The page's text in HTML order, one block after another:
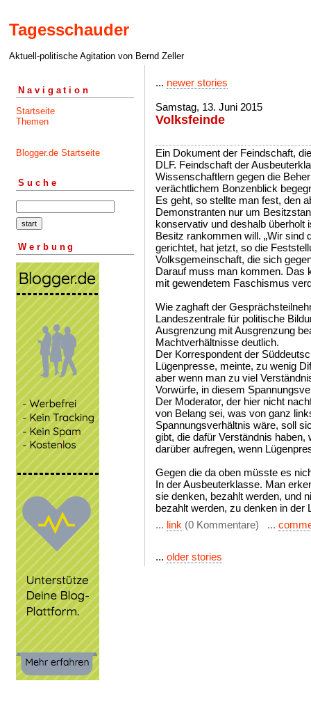
Tagesschauder
Aktuell-politische Agitation von Bernd Zeller
Navigation
Startseite
Themen
Blogger.de Startseite
Suche
Werbung
... newer stories
Samstag, 13. Juni 2015
Volksfeinde
Ein Dokument der Feindschaft,
DLF. Feindschaft der
Wissenschaftlern gegen die
verächtlichem Bonzenblick
Es geht, so stellte man fest, den
Demonstranten nur um
konservativ und deshalb überholt
Besitz rankommen will. „Wir sind
gerichtet, hat jetzt, so die
Volksgemeinschaft, die sich
Darauf muss man kommen. Das
mit gewendetem Faschismus
Wie zaghaft der
Landeszentrale für politische
Ausgrenzung mit Ausgrenzung
Machtverhältnisse deutlich.
Der Korrespondent der
Lügenpresse, meinte, zu wenig
aber wenn man zu viel
Vorwürfe, in diesem
Der Moderator, der hier nicht
von Belang sei, was von ganz
Spannungsverhältnis wäre, soll
gibt, die dafür Verständnis
darüber aufregen, wenn
Gegen die da oben müsste es
In der Ausbeuterklasse. Man
sie denken, bezahlt werden, und
bezahlt werden, zu denken in der
... link (0 Kommentare) ...
... older stories